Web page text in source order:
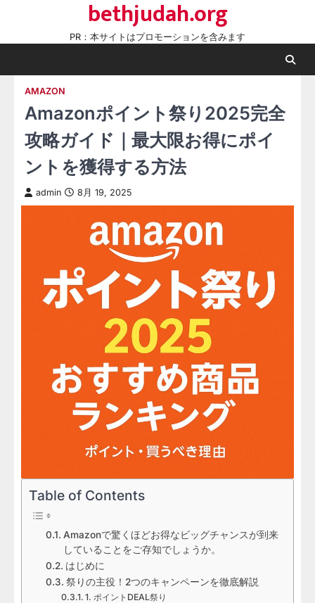
content
bethjudah.org
PR：本サイトはプロモーションを含みます
AMAZON
Amazonポイント祭り2025完全
攻略ガイド｜最大限お得にポイ
ントを獲得する方法
admin 8月 19, 2025
Table of Contents
Amazonで驚くほどお得なビッグチャンスが到来
していることをご存知でしょうか。
はじめに
祭りの主役！2つのキャンペーンを徹底解説
1. ポイントDEAL祭り